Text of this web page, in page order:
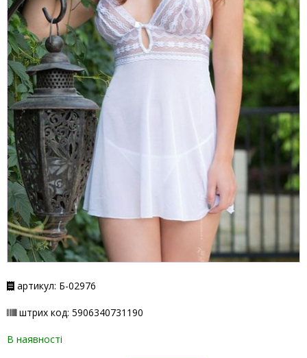
артикул: Б-02976
штрих код: 5906340731190
В наявності